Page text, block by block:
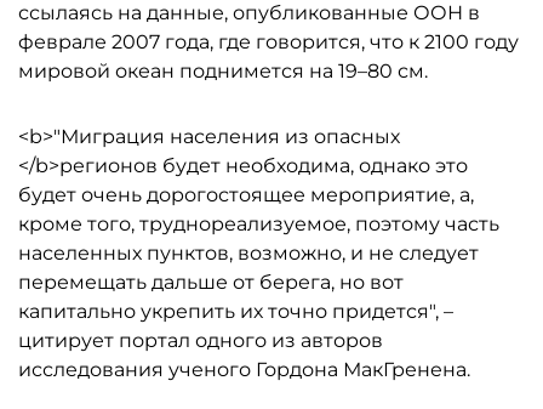
ссылаясь на данные, опубликованные ООН в
феврале 2007 года, где говорится, что к 2100 году
мировой океан поднимется на 19–80 см.
<b>"Миграция населения из опасных
</b>регионов будет необходима, однако это
будет очень дорогостоящее мероприятие, а,
кроме того, труднореализуемое, поэтому часть
населенных пунктов, возможно, и не следует
перемещать дальше от берега, но вот
капитально укрепить их точно придется", –
цитирует портал одного из авторов
исследования ученого Гордона МакГренена.